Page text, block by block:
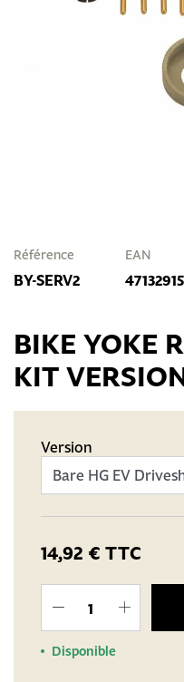
Référence
BY-SERV2
EAN
BIKE YOKE
KIT
Version
14,92 € TTC
Disponible